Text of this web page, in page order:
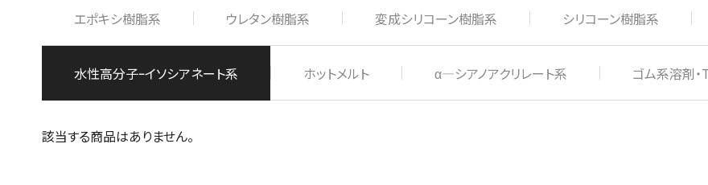
エポキシ樹脂系 ウレタン樹脂系 変成シリコーン樹脂系 シリコーン樹脂系
水性高分子ｰイソシアネート系 ホットメルト α―シアノアクリレート系 ゴム系溶剤・
該当する商品はありません。